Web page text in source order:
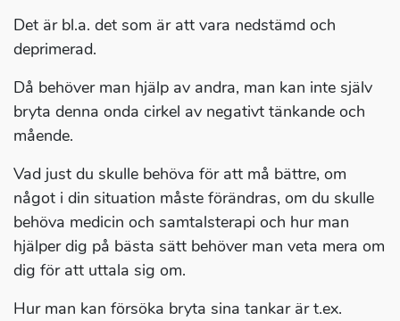
Det är bl.a. det som är att vara nedstämd och
deprimerad.
Då behöver man hjälp av andra, man kan inte själv
bryta denna onda cirkel av negativt tänkande och
mående.
Vad just du skulle behöva för att må bättre, om
något i din situation måste förändras, om du skulle
behöva medicin och samtalsterapi och hur man
hjälper dig på bästa sätt behöver man veta mera om
dig för att uttala sig om.
Hur man kan försöka bryta sina tankar är t.ex.